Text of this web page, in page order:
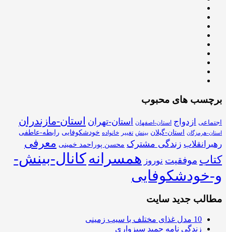
برچسب های محبوب
اجتماعی ازدواج استان-اصفهان استان-تهران استان-مازندران
استان-هرمزگان استان-گیلان بینش تغییر خانواده خودشکوفایی رابطه-عاطفی
رهبرانقلاب زندگی مشترک محسن پوراحمد خمینی معرفی
کتاب موفقیت نوروز همسرانهکانال-بینش-
و-خودشکوفایی
مطالب جدید سایت
10 مدل غذای مختلف با سیب زمینی
زندگی نامه حمید سبزواری